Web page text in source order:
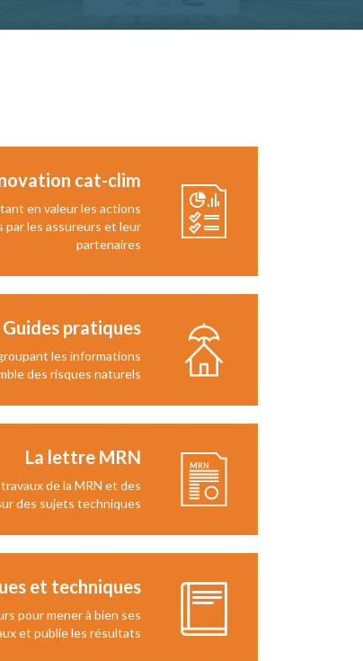
cat-clim
en valeur les actions
les assureurs et leur
partenaires
Guides pratiques
les informations
des risques naturels
La lettre MRN
de la MRN et des
des sujets techniques
et techniques
pour mener à bien ses
et publie les résultats